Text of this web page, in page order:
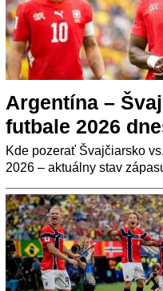
Argentína –
futbale 2026
Kde pozerať Švajčiarsko
2026 – aktuálny stav